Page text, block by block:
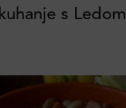
kuhanje s Ledom